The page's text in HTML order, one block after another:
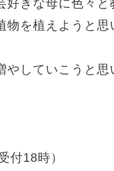
好きな母に色々
物を植えようと
やしていこうと思
付18時）